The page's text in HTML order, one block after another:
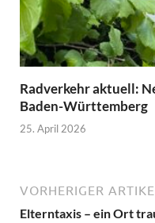
Radverkehr aktuell:
Baden-Württemberg
25. April 2026
VORHERIGER
Elterntaxis – ein Ort